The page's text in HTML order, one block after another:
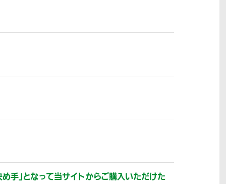
手」となって当サイトからご購入いただけた